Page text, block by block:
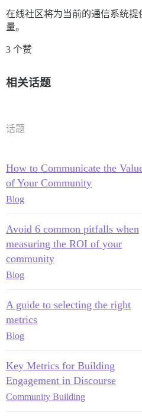
在线社区将为当前的通信系统
量。
3 个赞
相关话题
话题
How to Communicate the
of Your Community
Blog
Avoid 6 common pitfalls when
measuring the ROI of your
community
Blog
A guide to selecting the right
metrics
Blog
Key Metrics for Building
Engagement in Discourse
Community Building